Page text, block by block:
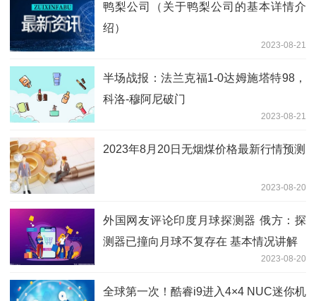
鸭梨公司（关于鸭梨公司的基本详情介
绍）
2023-08-21
半场战报：法兰克福1-0达姆施塔特98，
科洛-穆阿尼破门
2023-08-21
2023年8月20日无烟煤价格最新行情预测
2023-08-20
外国网友评论印度月球探测器 俄方：探
测器已撞向月球不复存在 基本情况讲解
2023-08-20
全球第一次！酷睿i9进入4×4 NUC迷你机